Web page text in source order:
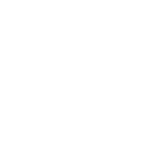
терпіння і часу. Насіння
- 90%.
зазнає невдачі. Посів
прокльовування. У відкритий
обробляють Корневином.